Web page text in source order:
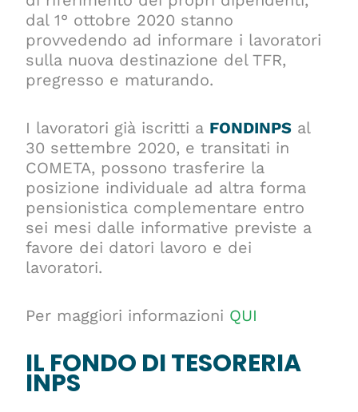
dal 1° ottobre 2020 stanno
provvedendo ad informare i lavoratori
sulla nuova destinazione del TFR,
pregresso e maturando.
I lavoratori già iscritti a FONDINPS al
30 settembre 2020, e transitati in
COMETA, possono trasferire la
posizione individuale ad altra forma
pensionistica complementare entro
sei mesi dalle informative previste a
favore dei datori lavoro e dei
lavoratori.
Per maggiori informazioni QUI
IL FONDO DI TESORERIA
INPS